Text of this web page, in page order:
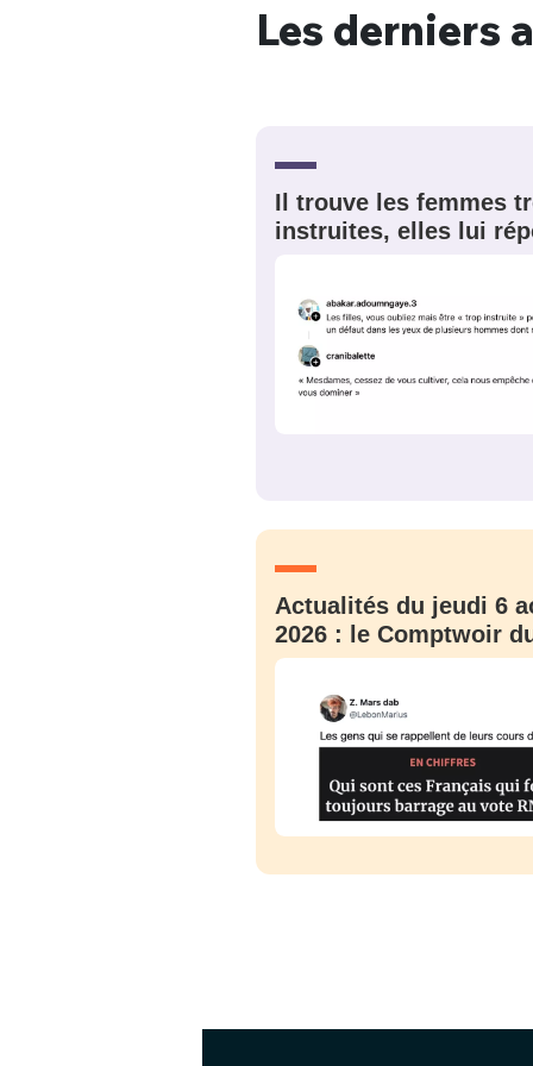
Les derniers
Il trouve les femmes
instruites, elles lui
Actualités du jeudi 6
2026 : le Comptwoir